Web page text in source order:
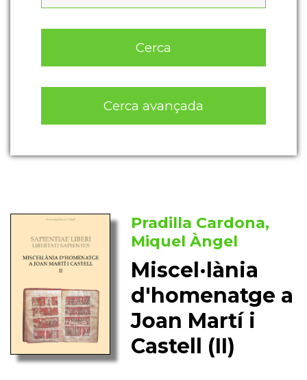
Cerca
Cerca avançada
Pradilla Cardona,
Miquel Àngel
Miscel·lània
d'homenatge a
Joan Martí i
Castell (II)